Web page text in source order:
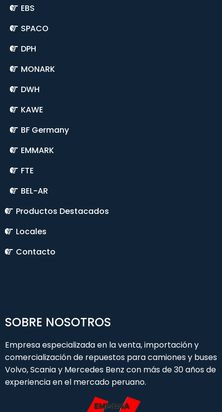
EBS
SPACO
DPH
MONARK
DWH
KAWE
BF Germany
EMMARK
FTE
BEL-AR
Productos Destacados
Locales
Contacto
SOBRE NOSOTROS
Empresa especializada en la venta, importación y
comercialización de repuestos para camiones y buses
Volvo, Scania y Mercedes Benz con más de 30 años de
experiencia en el mercado peruano.